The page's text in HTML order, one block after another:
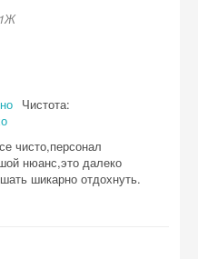
Чистота:
чисто,персонал
нюанс,это далеко
шикарно отдохнуть.